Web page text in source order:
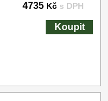
4735 Kč s DPH
Koupit